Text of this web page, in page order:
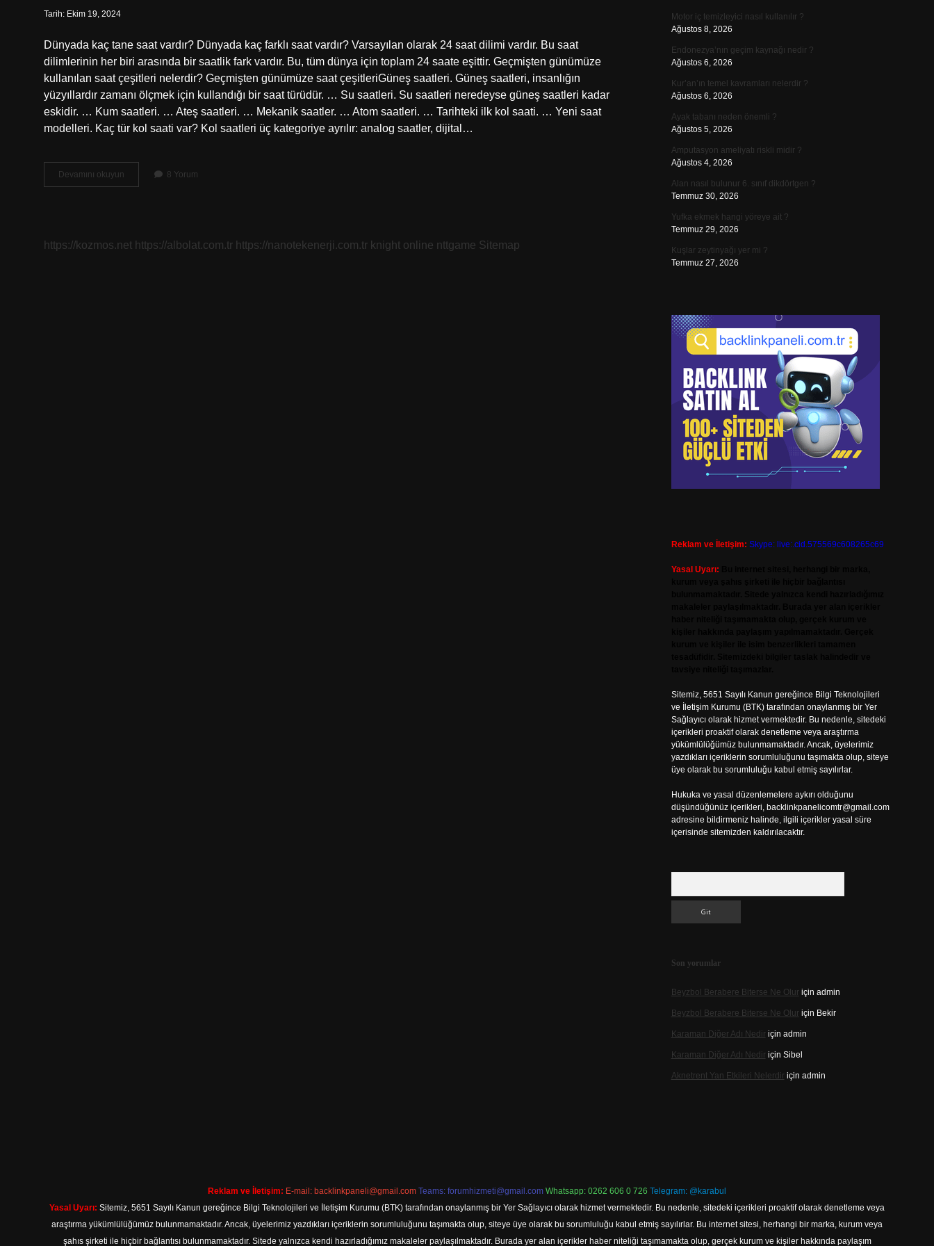
Tarih: Ekim 19, 2024
Dünyada kaç tane saat vardır? Dünyada kaç farklı saat vardır? Varsayılan olarak 24 saat dilimi vardır. Bu saat
dilimlerinin her biri arasında bir saatlik fark vardır. Bu, tüm dünya için toplam 24 saate eşittir. Geçmişten günümüze
kullanılan saat çeşitleri nelerdir? Geçmişten günümüze saat çeşitleriGüneş saatleri. Güneş saatleri, insanlığın
yüzyıllardır zamanı ölçmek için kullandığı bir saat türüdür. … Su saatleri. Su saatleri neredeyse güneş saatleri kadar
eskidir. … Kum saatleri. … Ateş saatleri. … Mekanik saatler. … Atom saatleri. … Tarihteki ilk kol saati. … Yeni saat
modelleri. Kaç tür kol saati var? Kol saatleri üç kategoriye ayrılır: analog saatler, dijital…
Devamını okuyun
Saat
8 Yorum
https://kozmos.net https://albolat.com.tr https://nanotekenerji.com.tr knight online nttgame Sitemap
Motor iç temizleyici nasıl kullanılır ?
Ağustos 8, 2026
Endonezya’nın geçim kaynağı nedir ?
Ağustos 6, 2026
Kur’an’ın temel kavramları nelerdir ?
Ağustos 6, 2026
Ayak tabanı neden önemli ?
Ağustos 5, 2026
Amputasyon ameliyatı riskli midir ?
Ağustos 4, 2026
Alan nasıl bulunur 6. sınıf dikdörtgen ?
Temmuz 30, 2026
Yufka ekmek hangi yöreye ait ?
Temmuz 29, 2026
Kuşlar zeytinyağı yer mi ?
Temmuz 27, 2026
Reklam ve İletişim: Skype: live:.cid.575569c608265c69
Yasal Uyarı:
Sitemiz, 5651 Sayılı Kanun gereğince Bilgi Teknolojileri
ve İletişim Kurumu (BTK) tarafından onaylanmış bir Yer
Sağlayıcı olarak hizmet vermektedir. Bu nedenle, sitedeki
içerikleri proaktif olarak denetleme veya araştırma
yükümlülüğümüz bulunmamaktadır. Ancak, üyelerimiz
yazdıkları içeriklerin sorumluluğunu taşımakta olup, siteye
üye olarak bu sorumluluğu kabul etmiş sayılırlar.
Hukuka ve yasal düzenlemelere aykırı olduğunu
düşündüğünüz içerikleri, backlinkpanelicomtr@gmail.com
adresine bildirmeniz halinde, ilgili içerikler yasal süre
içerisinde sitemizden kaldırılacaktır.
Son yorumlar
Beyzbol Berabere Biterse Ne Oluriçin admin
Beyzbol Berabere Biterse Ne Oluriçin Bekir
Karaman Diğer Adı Nediriçin admin
Karaman Diğer Adı Nediriçin Sibel
Aknetrent Yan Etkileri Nelerdiriçin admin
Reklam ve İletişim: E-mail: backlinkpaneli@gmail.com Teams: forumhizmeti@gmail.com Whatsapp: 0262 606 0 726 Telegram: @karabul
Yasal Uyarı: Sitemiz, 5651 Sayılı Kanun gereğince Bilgi Teknolojileri ve İletişim Kurumu (BTK) tarafından onaylanmış bir Yer Sağlayıcı olarak hizmet vermektedir. Bu nedenle, sitedeki içerikleri proaktif olarak denetleme veya
araştırma yükümlülüğümüz bulunmamaktadır. Ancak, üyelerimiz yazdıkları içeriklerin sorumluluğunu taşımakta olup, siteye üye olarak bu sorumluluğu kabul etmiş sayılırlar. Bu internet sitesi, herhangi bir marka, kurum veya
şahıs şirketi ile hiçbir bağlantısı bulunmamaktadır. Sitede yalnızca kendi hazırladığımız makaleler paylaşılmaktadır. Burada yer alan içerikler haber niteliği taşımamakta olup, gerçek kurum ve kişiler hakkında paylaşım